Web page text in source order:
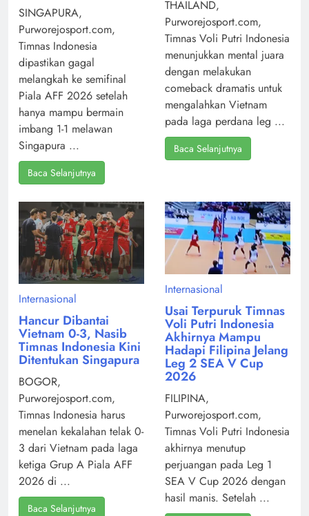
SINGAPURA,
Purworejosport.com,
Timnas Indonesia
dipastikan gagal
melangkah ke semifinal
Piala AFF 2026 setelah
hanya mampu bermain
imbang 1-1 melawan
Singapura ...
Baca Selanjutnya
THAILAND,
Purworejosport.com,
Timnas Voli Putri Indonesia
menunjukkan mental juara
dengan melakukan
comeback dramatis untuk
mengalahkan Vietnam
pada laga perdana leg ...
Baca Selanjutnya
Internasional
Hancur Dibantai
Vietnam 0-3, Nasib
Timnas Indonesia Kini
Ditentukan Singapura
BOGOR,
Purworejosport.com,
Timnas Indonesia harus
menelan kekalahan telak 0-
3 dari Vietnam pada laga
ketiga Grup A Piala AFF
2026 di ...
Baca Selanjutnya
Internasional
Usai Terpuruk Timnas
Voli Putri Indonesia
Akhirnya Mampu
Hadapi Filipina Jelang
Leg 2 SEA V Cup
2026
FILIPINA,
Purworejosport.com,
Timnas Voli Putri Indonesia
akhirnya menutup
perjuangan pada Leg 1
SEA V Cup 2026 dengan
hasil manis. Setelah ...